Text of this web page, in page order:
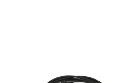
Toevoegen